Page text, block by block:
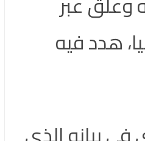
هدد فيه